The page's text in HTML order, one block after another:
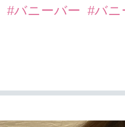
#バニーバー #バ